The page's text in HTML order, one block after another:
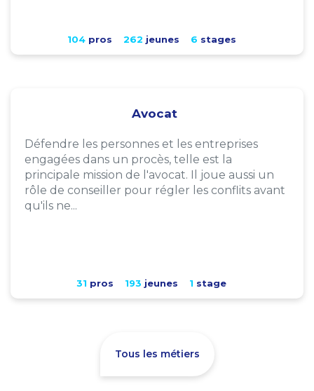
104pros 262 jeunes 6 stages
Avocat
Défendre les personnes et les entreprises
engagées dans un procès, telle est la
principale mission de l'avocat. Il joue aussi un
rôle de conseiller pour régler les conflits avant
qu'ils ne...
31 pros 193 jeunes 1 stage
Tous les métiers